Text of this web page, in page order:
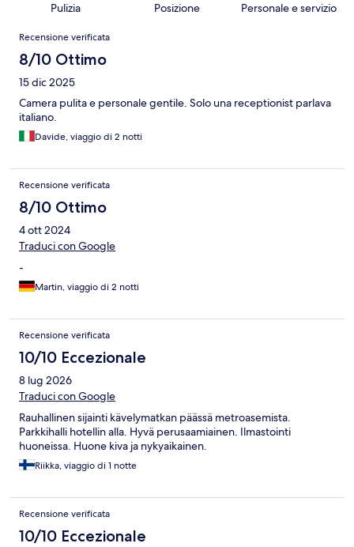
Pulizia Posizione Personale e servizio
Recensioni
Recensione verificata
8/10 Ottimo
15 dic 2025
Camera pulita e personale gentile. Solo una receptionist parlava
italiano.
Davide, viaggio di 2 notti
Recensione verificata
8/10 Ottimo
4 ott 2024
Traduci con Google
-
Martin, viaggio di 2 notti
Recensione verificata
10/10 Eccezionale
8 lug 2026
Traduci con Google
Rauhallinen sijainti kävelymatkan päässä metroasemista.
Parkkihalli hotellin alla. Hyvä perusaamiainen. Ilmastointi
huoneissa. Huone kiva ja nykyaikainen.
Riikka, viaggio di 1 notte
Recensione verificata
10/10 Eccezionale